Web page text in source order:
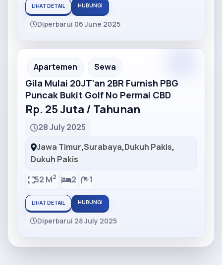
LIHAT DETAIL HUBUNGI
Diperbarui 06 June 2025
Partner Ad
Apartemen Sewa
Gila Mulai 20JT'an 2BR Furnish PBG
Puncak Bukit Golf No Permai CBD
Rp. 25 Juta / Tahunan
28 July 2025
Jawa Timur,Surabaya,Dukuh Pakis,
Dukuh Pakis
52 M2 2 1
LIHAT DETAIL HUBUNGI
Diperbarui 28 July 2025